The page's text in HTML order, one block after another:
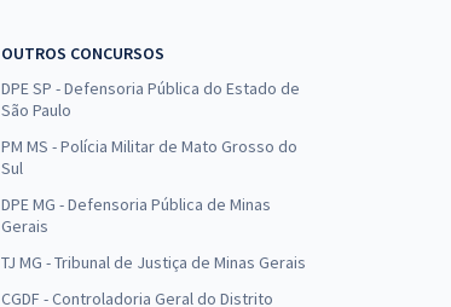
OUTROS CONCURSOS
DPE SP - Defensoria Pública do Estado de
São Paulo
PM MS - Polícia Militar de Mato Grosso do
Sul
DPE MG - Defensoria Pública de Minas
Gerais
TJ MG - Tribunal de Justiça de Minas Gerais
CGDF - Controladoria Geral do Distrito